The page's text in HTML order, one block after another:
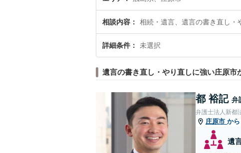
相談内容 相続・遺言、遺言の書き直し・
詳細条件 未選択
遺言の書き直し・やり直しに強い庄原市
都 裕記 弁
弁護士法人新都
庄原市 か
遺